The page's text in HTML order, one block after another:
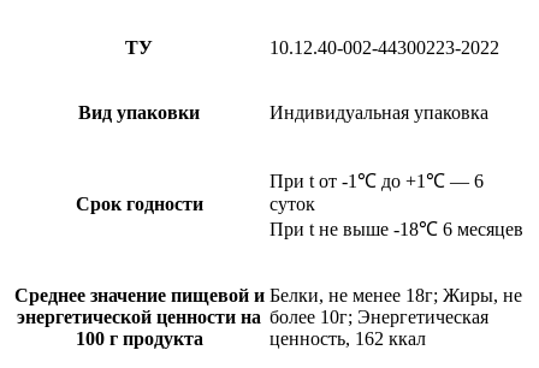
ТУ 10.12.40-002-44300223-2022
Вид упаковки Индивидуальная упаковка
Срок годности
При t от -1℃ до +1℃ — 6
суток
При t не выше -18℃ 6 месяцев
Среднее значение пищевой и
энергетической ценности на
100 г продукта
Белки, не менее 18г; Жиры, не
более 10г; Энергетическая
ценность, 162 ккал